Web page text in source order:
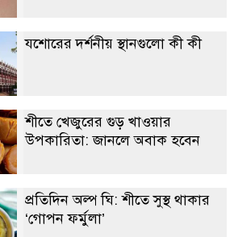
যশোরের দর্শনীয় স্থানগুলো কী কী
শীতে খেজুরের গুড় খাওয়ার
উপকারিতা: জানলে অবাক হবেন
প্রতিদিন অল্প ঘি: শীতে সুস্থ থাকার
‘গোপন ফর্মুলা’